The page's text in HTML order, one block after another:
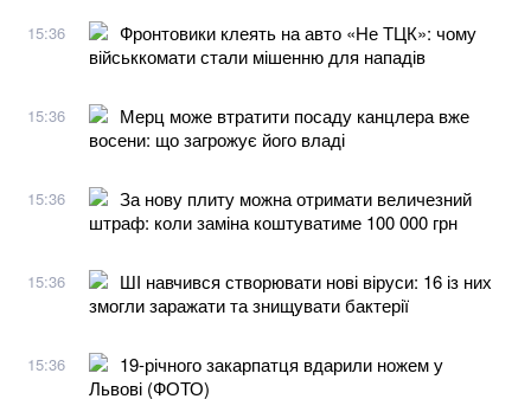
15:36
Фронтовики клеять на авто «Не ТЦК»: чому
військкомати стали мішенню для нападів
15:36
Мерц може втратити посаду канцлера вже
восени: що загрожує його владі
15:36
За нову плиту можна отримати величезний
штраф: коли заміна коштуватиме 100 000 грн
15:36
ШІ навчився створювати нові віруси: 16 із них
змогли заражати та знищувати бактерії
15:36
19-річного закарпатця вдарили ножем у
Львові (ФОТО)